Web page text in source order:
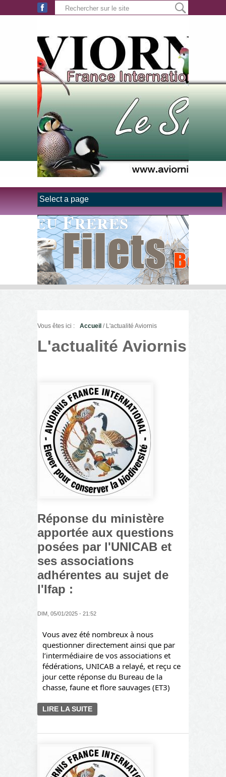
Aller au contenu principal
Vous êtes ici : Accueil / L'actualité Aviornis
L'actualité Aviornis
Réponse du ministère
apportée aux questions
posées par l'UNICAB et
ses associations
adhérentes au sujet de
l'Ifap :
DIM, 05/01/2025 - 21:52
Vous avez été nombreux à nous
questionner directement ainsi que par
l’intermédiaire de vos associations et
fédérations, UNICAB a relayé, et reçu ce
jour cette réponse du Bureau de la
chasse, faune et flore sauvages (ET3)
LIRE LA SUITE
ASSOCIATIONS
ADHÉRENTES AU SUJET DE
L'IFAP :